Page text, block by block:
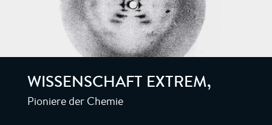
WISSENSCHAFT EXTREM,
Pioniere der Chemie